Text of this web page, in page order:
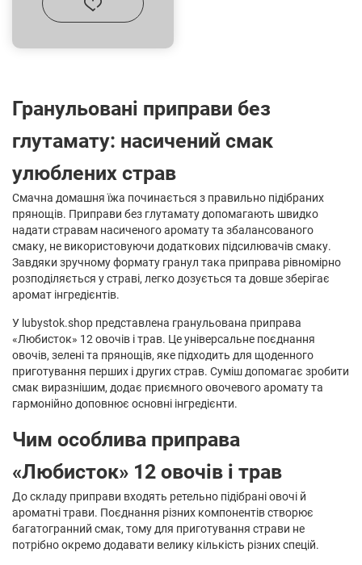
Гранульовані приправи без
глутамату: насичений смак
улюблених страв
Смачна домашня їжа починається з правильно підібраних
прянощів. Приправи без глутамату допомагають швидко
надати стравам насиченого аромату та збалансованого
смаку, не використовуючи додаткових підсилювачів смаку.
Завдяки зручному формату гранул така приправа рівномірно
розподіляється у страві, легко дозується та довше зберігає
аромат інгредієнтів.
У lubystok.shop представлена гранульована приправа
«Любисток» 12 овочів і трав. Це універсальне поєднання
овочів, зелені та прянощів, яке підходить для щоденного
приготування перших і других страв. Суміш допомагає зробити
смак виразнішим, додає приємного овочевого аромату та
гармонійно доповнює основні інгредієнти.
Чим особлива приправа
«Любисток» 12 овочів і трав
До складу приправи входять ретельно підібрані овочі й
ароматні трави. Поєднання різних компонентів створює
багатогранний смак, тому для приготування страви не
потрібно окремо додавати велику кількість різних спецій.